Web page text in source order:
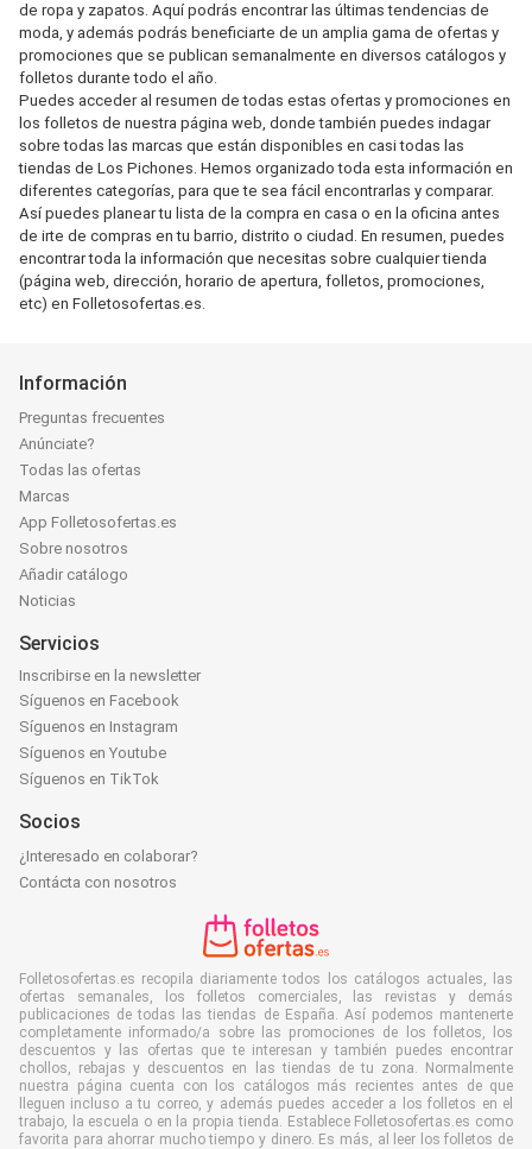
de ropa y zapatos. Aquí podrás encontrar las últimas tendencias de
moda, y además podrás beneficiarte de un amplia gama de ofertas y
promociones que se publican semanalmente en diversos catálogos y
folletos durante todo el año.
Puedes acceder al resumen de todas estas ofertas y promociones en
los folletos de nuestra página web, donde también puedes indagar
sobre todas las marcas que están disponibles en casi todas las
tiendas de Los Pichones. Hemos organizado toda esta información en
diferentes categorías, para que te sea fácil encontrarlas y comparar.
Así puedes planear tu lista de la compra en casa o en la oficina antes
de irte de compras en tu barrio, distrito o ciudad. En resumen, puedes
encontrar toda la información que necesitas sobre cualquier tienda
(página web, dirección, horario de apertura, folletos, promociones,
etc) en Folletosofertas.es.
Información
Preguntas frecuentes
Anúnciate?
Todas las ofertas
Marcas
App Folletosofertas.es
Sobre nosotros
Añadir catálogo
Noticias
Servicios
Inscribirse en la newsletter
Síguenos en Facebook
Síguenos en Instagram
Síguenos en Youtube
Síguenos en TikTok
Socios
¿Interesado en colaborar?
Contácta con nosotros
Folletosofertas.es recopila diariamente todos los catálogos actuales, las
ofertas semanales, los folletos comerciales, las revistas y demás
publicaciones de todas las tiendas de España. Así podemos mantenerte
completamente informado/a sobre las promociones de los folletos, los
descuentos y las ofertas que te interesan y también puedes encontrar
chollos, rebajas y descuentos en las tiendas de tu zona. Normalmente
nuestra página cuenta con los catálogos más recientes antes de que
lleguen incluso a tu correo, y además puedes acceder a los folletos en el
trabajo, la escuela o en la propia tienda. Establece Folletosofertas.es como
favorita para ahorrar mucho tiempo y dinero. Es más, al leer los folletos de